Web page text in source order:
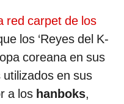
red carpet de los
los ‘Reyes del K-
coreana en sus
en sus
a los hanboks,